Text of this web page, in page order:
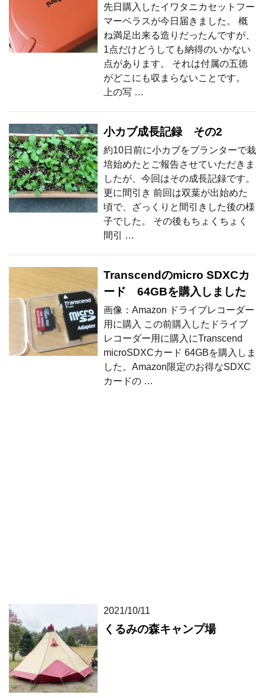
先日購入したイワタニカセットフー
マーベラスが今日届きました。 概
ね満足出来る造りだったんですが、
1点だけどうしても納得のいかない
点があります。 それは付属の五徳
がどこにも収まらないことです。
上の写 …
小カブ成長記録 その2
約10日前に小カブをプランターで栽
培始めたとご報告させていただきま
したが、今回はその成長記録です。
更に間引き 前回は双葉が出始めた
頃で、ざっくりと間引きした後の様
子でした。 その後もちょくちょく
間引 …
Transcendのmicro SDXCカ
ード 64GBを購入しました
画像：Amazon ドライブレコーダー
用に購入 この前購入したドライブ
レコーダー用に購入にTranscend
microSDXCカード 64GBを購入しま
した。Amazon限定のお得なSDXC
カードの …
2021/10/11
くるみの森キャンプ場